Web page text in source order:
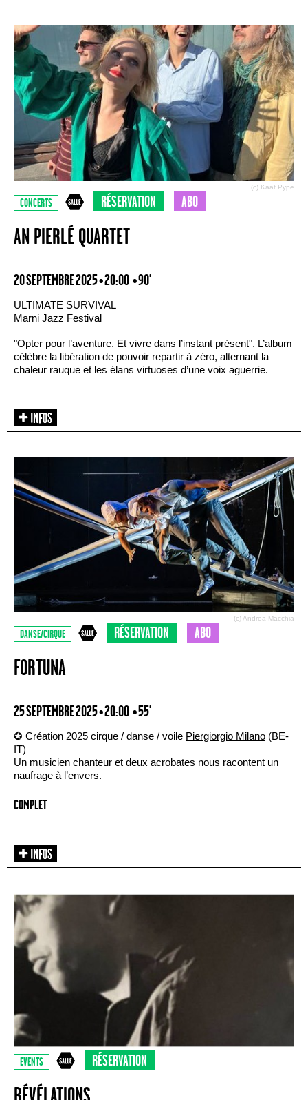
(c) Kaat Pype
CONCERTS RÉSERVATION ABO
AN PIERLÉ QUARTET
20 SEPTEMBRE 2025 • 20:00 • 90'
ULTIMATE SURVIVAL
Marni Jazz Festival
"Opter pour l’aventure. Et vivre dans l’instant présent". L’album
célèbre la libération de pouvoir repartir à zéro, alternant la
chaleur rauque et les élans virtuoses d’une voix aguerrie.
(c) Andrea Macchia
DANSE/CIRQUE RÉSERVATION ABO
FORTUNA
25 SEPTEMBRE 2025 • 20:00 • 55'
✪ Création 2025 cirque / danse / voile Piergiorgio Milano (BE-
IT)
Un musicien chanteur et deux acrobates nous racontent un
naufrage à l’envers.
COMPLET
EVENTS RÉSERVATION